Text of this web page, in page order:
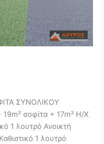
ΣΥΝΟΛΙΚΟΥ
σοφίτα + 17m² Η/Χ
1 λουτρό Ανοικτή
1 λουτρό